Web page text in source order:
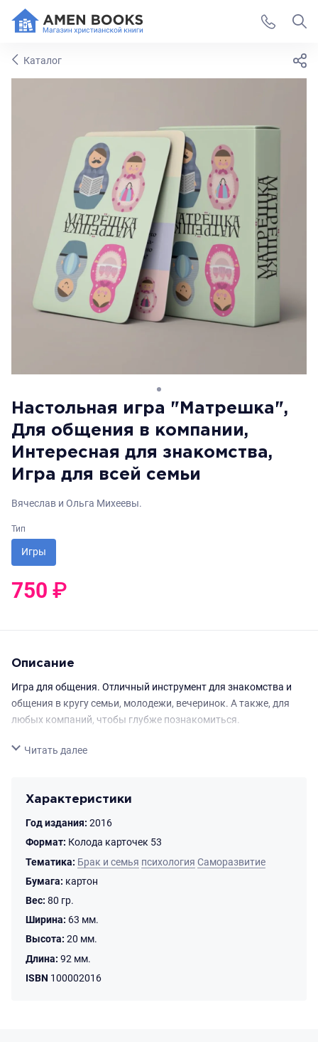
Каталог
Настольная игра "Матрешка",
Для общения в компании,
Интересная для знакомства,
Игра для всей семьи
Вячеслав и Ольга Михеевы.
Тип
Игры
750 ₽
Описание
Игра для общения. Отличный инструмент для знакомства и
общения в кругу семьи, молодежи, вечеринок. А также, для
любых компаний, чтобы глубже познакомиться.
Свернуть
Читать далее
Характеристики
Год издания: 2016
Формат: Колода карточек 53
Тематика: Брак и семья психология Саморазвитие
Бумага: картон
Вес: 80 гр.
Ширина: 63 мм.
Высота: 20 мм.
Длина: 92 мм.
ISBN 100002016